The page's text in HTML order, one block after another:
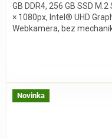
GB DDR4, 256 GB SSD
× 1080px, Intel® UHD
Webkamera, bez
Novinka